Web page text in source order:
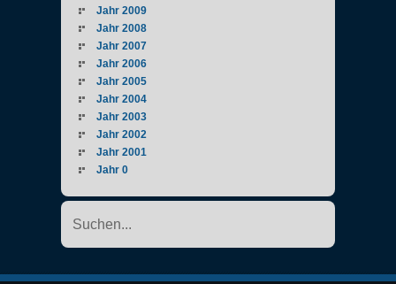
Jahr 2009
Jahr 2008
Jahr 2007
Jahr 2006
Jahr 2005
Jahr 2004
Jahr 2003
Jahr 2002
Jahr 2001
Jahr 0